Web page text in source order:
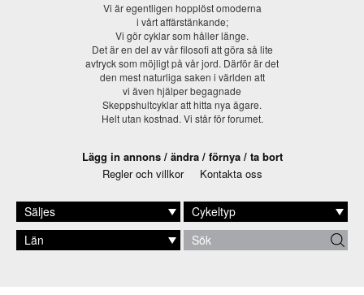
Vi är egentligen hopplöst omoderna
i vårt affärstänkande;
Vi gör cyklar som håller länge.
Det är en del av vår filosofi att göra så lite
avtryck som möjligt på vår jord. Därför är det
den mest naturliga saken i världen att
vi även hjälper begagnade
Skeppshultcyklar att hitta nya ägare.
Helt utan kostnad. Vi står för forumet.
Lägg in annons / ändra / förnya / ta bort
Regler och villkor
Kontakta oss